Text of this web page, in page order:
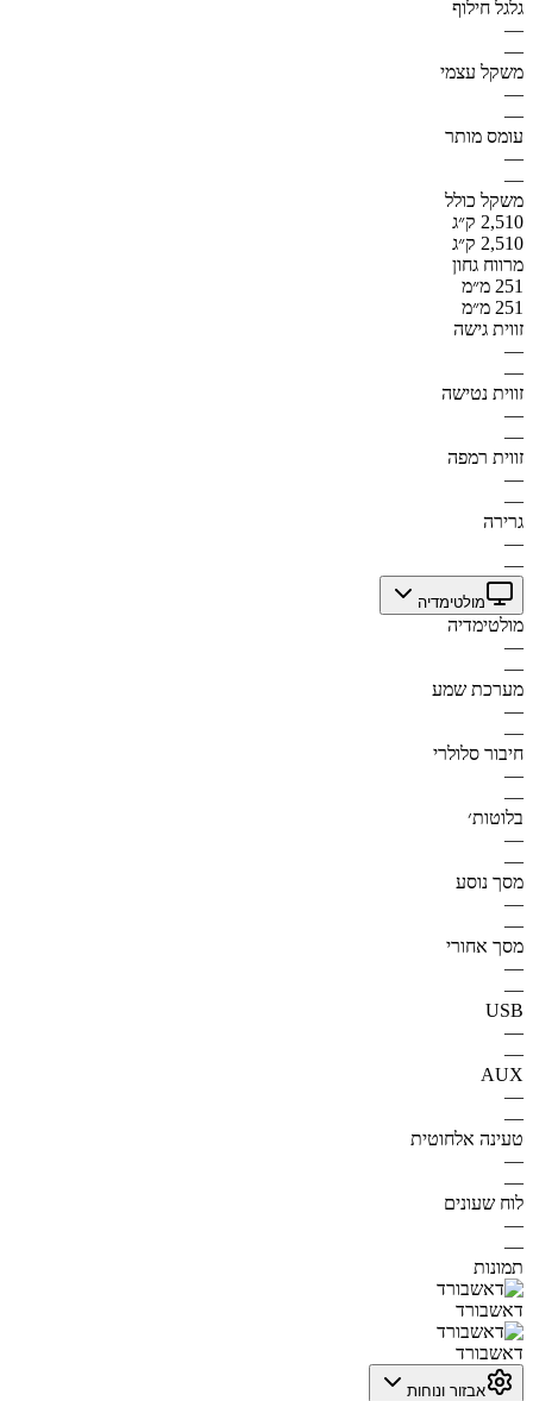
גלגל חילוף
—
—
משקל עצמי
—
—
עומס מותר
—
—
משקל כולל
2,510 ק״ג
2,510 ק״ג
מרווח גחון
251 מ״מ
251 מ״מ
זווית גישה
—
—
זווית נטישה
—
—
זווית רמפה
—
—
גרירה
—
—
מולטימדיה
מולטימדיה
—
—
מערכת שמע
—
—
חיבור סלולרי
—
—
בלוטות׳
—
—
מסך נוסע
—
—
מסך אחורי
—
—
USB
—
—
AUX
—
—
טעינה אלחוטית
—
—
לוח שעונים
—
—
תמונות
דאשבורד
דאשבורד
אבזור ונוחות